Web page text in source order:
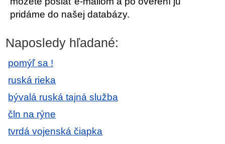
pridáme do našej databázy.
Naposledy hľadané:
pomýľ sa !
ruská rieka
bývalá ruská tajná služba
čln na rýne
tvrdá vojenská čiapka